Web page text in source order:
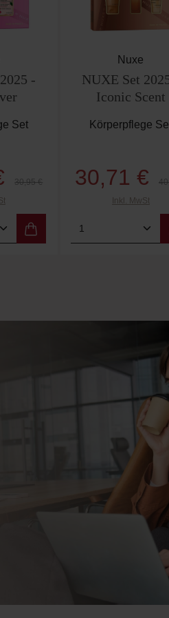
um die
benutze die
Wert ein
-
Set
Regulärer Preis:
30,95 €
Gib den
Nuxe
NUXE Set
Iconic Scent
Körperpflege
30,71 €
Inkl. MwSt
Produkt